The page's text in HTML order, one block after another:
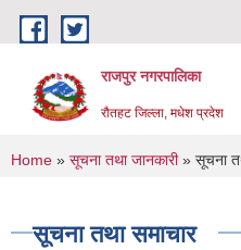
Skip to main content
राजपुर नगरपालिका
रौतहट जिल्ला, मधेश प्रदेश
You are here
Home » सूचना तथा जानकारी» सूचना
सूचना तथा समाचार